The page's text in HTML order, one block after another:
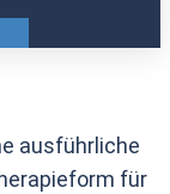
ausführliche
für